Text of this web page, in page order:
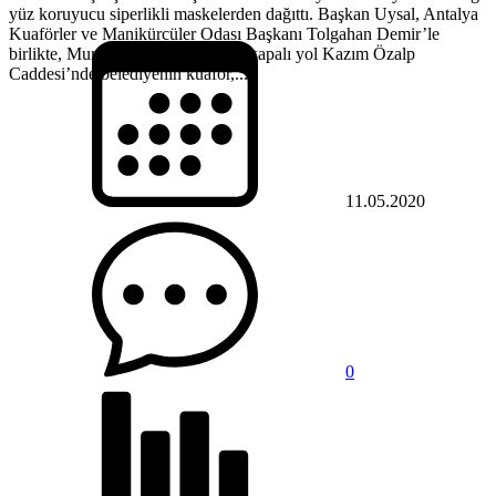
yüz koruyucu siperlikli maskelerden dağıttı. Başkan Uysal, Antalya
Kuaförler ve Manikürcüler Odası Başkanı Tolgahan Demir’le
birlikte, Muratpaşa Belediyesi’nin kapalı yol Kazım Özalp
Caddesi’nde belediyenin kuaför,...
11.05.2020
0